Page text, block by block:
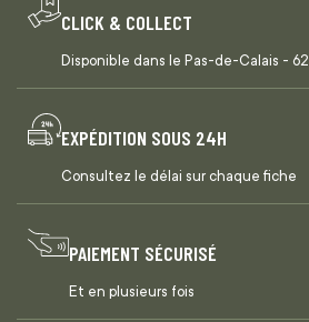
CLICK & COLLECT
Disponible dans le Pas-de-Calais - 62
EXPÉDITION SOUS 24H
Consultez le délai sur chaque fiche
PAIEMENT SÉCURISÉ
Et en plusieurs fois